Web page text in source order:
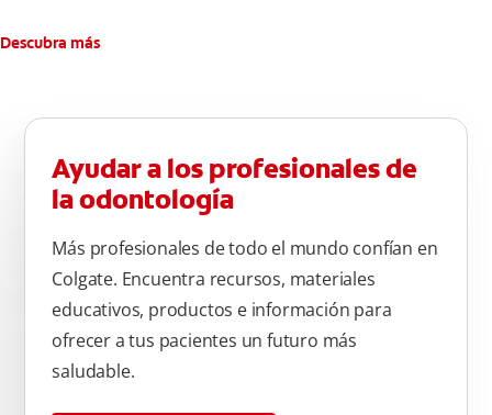
Descubra más
Ayudar a los profesionales de
la odontología
Más profesionales de todo el mundo confían en
Colgate. Encuentra recursos, materiales
educativos, productos e información para
ofrecer a tus pacientes un futuro más
saludable.